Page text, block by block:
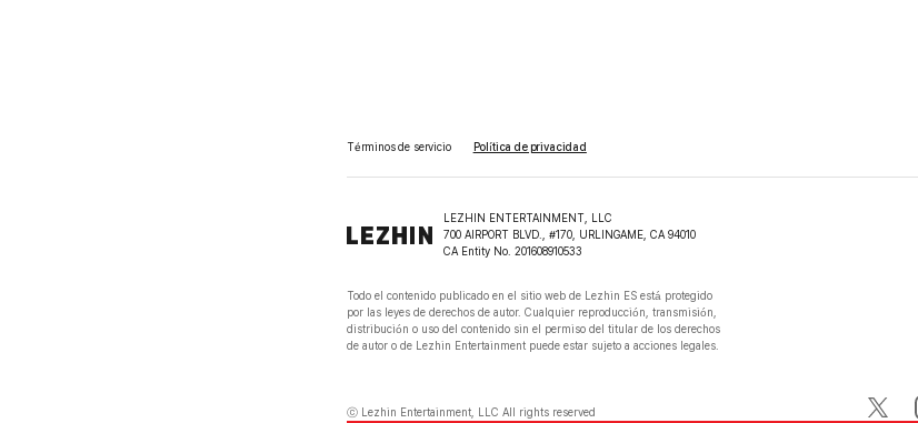
Términos de servicio Política de privacidad
LEZHIN ENTERTAINMENT, LLC
700 AIRPORT BLVD., #170, URLINGAME, CA 94010
CA Entity No. 201608910533
Todo el contenido publicado en el sitio web de Lezhin ES está protegido
por las leyes de derechos de autor. Cualquier reproducción, transmisión,
distribución o uso del contenido sin el permiso del titular de los derechos
de autor o de Lezhin Entertainment puede estar sujeto a acciones legales.
ⓒ Lezhin Entertainment, LLC All rights reserved